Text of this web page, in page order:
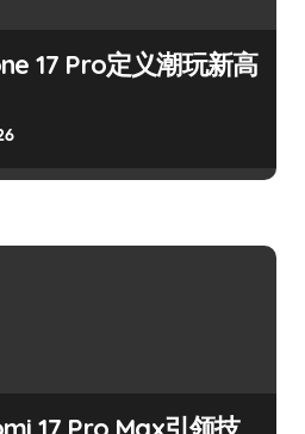
17 Pro定义潮玩新高